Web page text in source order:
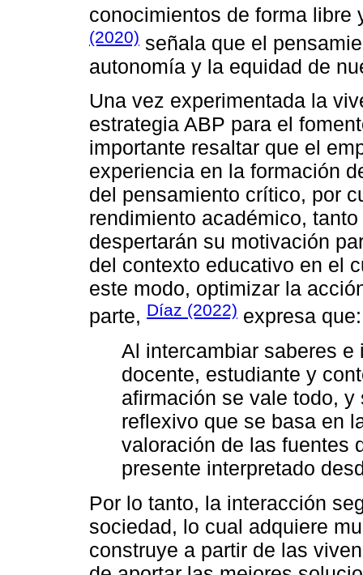
conocimientos de forma
(2020) señala que el
autonomía y la equidad de
Una vez experimentada la
estrategia ABP para el
importante resaltar que el
experiencia en la formación
del pensamiento crítico, por
rendimiento académico,
despertarán su motivación
del contexto educativo en el
este modo, optimizar la
parte, Díaz (2022) expresa que:
Al intercambiar saberes
docente, estudiante y
afirmación se vale todo,
reflexivo que se basa en
valoración de las fuentes
presente interpretado
Por lo tanto, la interacción
sociedad, lo cual adquiere
construye a partir de las